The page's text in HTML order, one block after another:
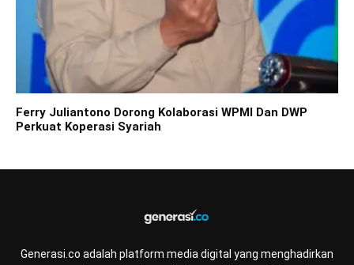
Ferry Juliantono Dorong Kolaborasi WPMI Dan DWP
Perkuat Koperasi Syariah
Generasi.co adalah platform media digital yang menghadirkan